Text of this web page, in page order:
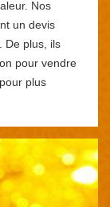
Nos
un devis
De plus, ils
pour vendre
plus